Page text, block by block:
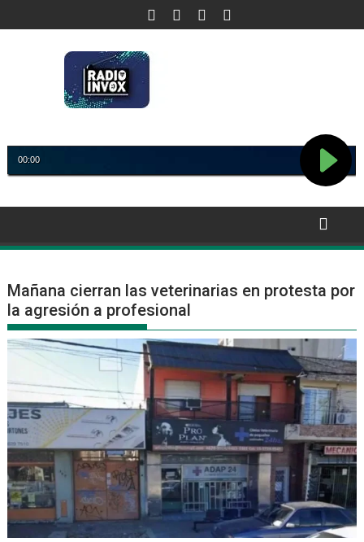
al
Mañana cierran las veterinarias en protesta por
la agresión a profesional